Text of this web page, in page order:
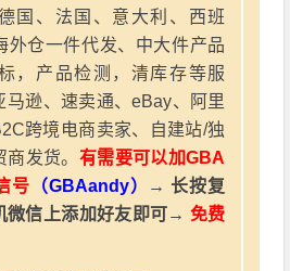
国、法国、意大利、西班
外仓一件代发、中大件产品
，产品检测，清库存等服
马逊、速卖通、eBay、阿里
跨境电商卖家、自建站/独
发货。 有需要可以加GBA
号 （GBAandy）
→ 长按复
微信上添加好友即可→ 免费